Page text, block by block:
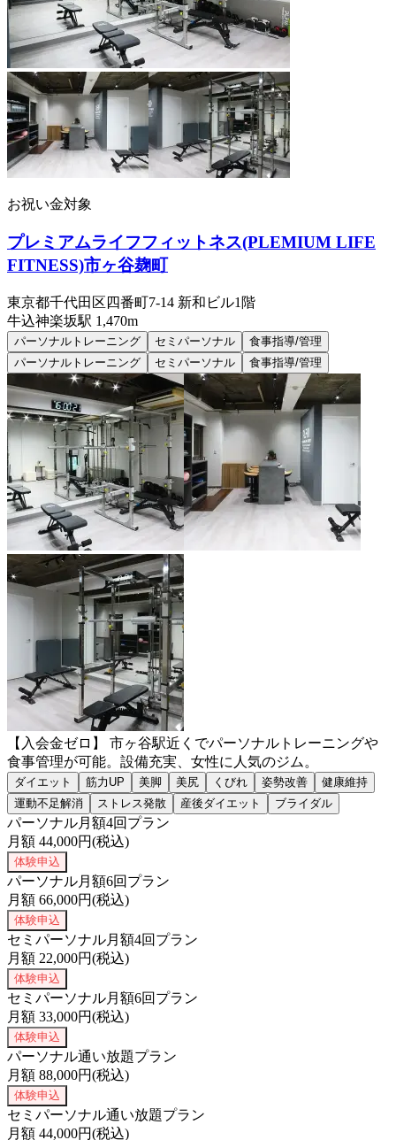
お祝い金対象
プレミアムライフフィットネス(PLEMIUM LIFE
FITNESS)市ヶ谷麹町
東京都千代田区四番町7-14 新和ビル1階
牛込神楽坂駅 1,470m
パーソナルトレーニング セミパーソナル
食事指導/管理
パーソナルトレーニング
セミパーソナル 食事指導/管理
【入会金ゼロ】 市ヶ谷駅近くでパーソナルトレーニングや
食事管理が可能。設備充実、女性に人気のジム。
ダイエット 筋力UP 美脚 美尻 くびれ 姿勢改善
健康維持
運動不足解消
ストレス発散 産後ダイエット ブライダル
パーソナル月額4回プラン
月額 44,000円(税込)
体験申込
パーソナル月額6回プラン
月額 66,000円(税込)
体験申込
セミパーソナル月額4回プラン
月額 22,000円(税込)
体験申込
セミパーソナル月額6回プラン
月額 33,000円(税込)
体験申込
パーソナル通い放題プラン
月額 88,000円(税込)
体験申込
セミパーソナル通い放題プラン
月額 44,000円(税込)